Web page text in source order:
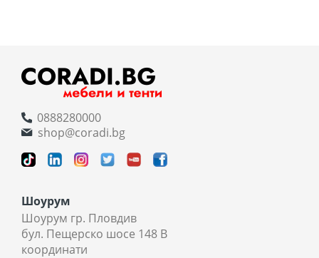
0888280000
shop@coradi.bg
Шоурум
Шоурум гр. Пловдив
бул. Пещерско шосе 148 В
координати